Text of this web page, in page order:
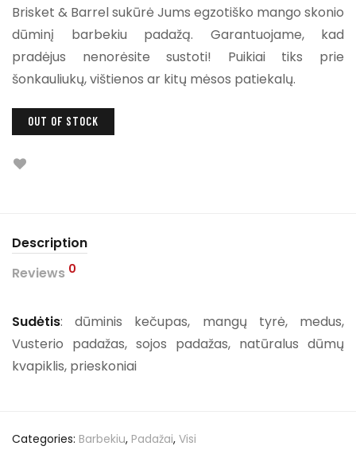
Brisket & Barrel sukūrė Jums egzotiško mango skonio
dūminį barbekiu padažą. Garantuojame, kad
pradėjus nenorėsite sustoti! Puikiai tiks prie
šonkauliukų, vištienos ar kitų mėsos patiekalų.
OUT OF STOCK
Description
Reviews 0
Sudėtis: dūminis kečupas, mangų tyrė, medus,
Vusterio padažas, sojos padažas, natūralus dūmų
kvapiklis, prieskoniai
Categories: Barbekiu, Padažai, Visi